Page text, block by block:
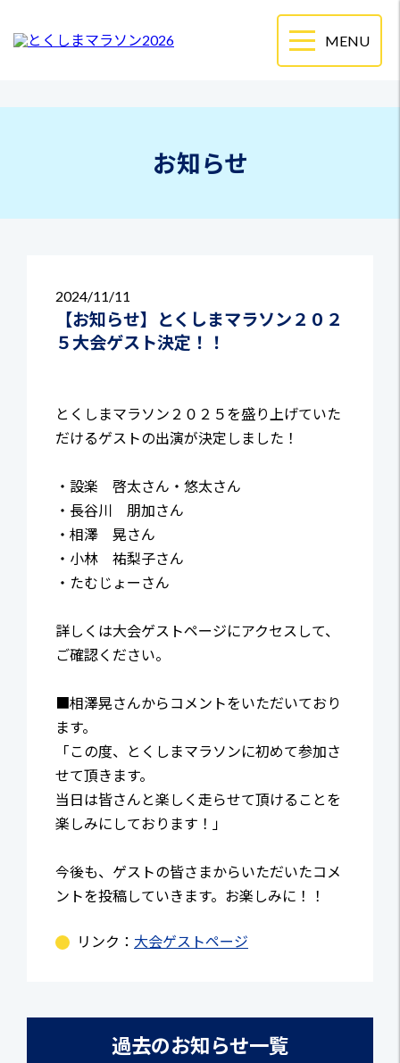
お知らせ
2024 11/11
【お知らせ】とくしまマラソン２０２
５大会ゲスト決定！！
とくしまマラソン２０２５を盛り上げていた
だけるゲストの出演が決定しました！
・設楽 啓太さん・悠太さん
・長谷川 朋加さん
・相澤 晃さん
・小林 祐梨子さん
・たむじょーさん
詳しくは大会ゲストページにアクセスして、
ご確認ください。
■相澤晃さんからコメントをいただいており
ます。
「この度、とくしまマラソンに初めて参加さ
せて頂きます。
当日は皆さんと楽しく走らせて頂けることを
楽しみにしております！」
今後も、ゲストの皆さまからいただいたコメ
ントを投稿していきます。お楽しみに！！
リンク： 大会ゲストページ
過去のお知らせ一覧